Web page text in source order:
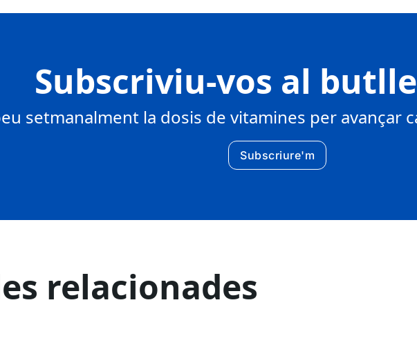
Subscriviu-vos al
setmanalment la dosis de vitamines per avançar
Subscriure'm
relacionades